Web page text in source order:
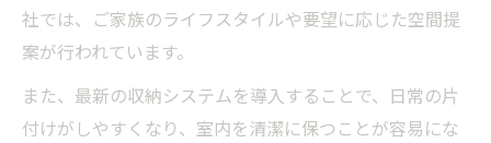
社では、ご家族のライフスタイルや要望に応じた空間提
案が行われています。
また、最新の収納システムを導入することで、日常の片
付けがしやすくなり、室内を清潔に保つことが容易にな